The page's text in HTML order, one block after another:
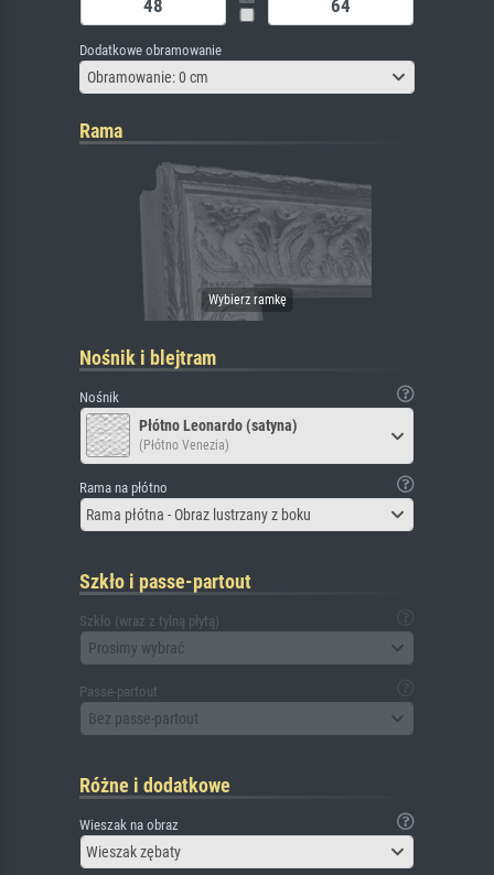
Dodatkowe obramowanie
Obramowanie: 0 cm
Rama
Nośnik i blejtram
Nośnik
Płótno Leonardo (satyna)
(Płótno Venezia)
Rama na płótno
Rama płótna - Obraz lustrzany z boku
Szkło i passe-partout
Szkło (wraz z tylną płytą)
Prosimy wybrać
Passe-partout
Bez passe-partout
Różne i dodatkowe
Wieszak na obraz
Wieszak zębaty